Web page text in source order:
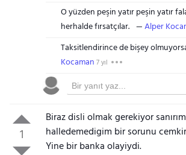
O yüzden peşin yatır peşin yatır
herhalde fırsatçılar.
Alper
Taksitlendirince de bişey
Kocaman 7 yıl
1
Biraz disli olmak gerekiyor
halledemedigim bir sorunu
Yine bir banka olayiydi.